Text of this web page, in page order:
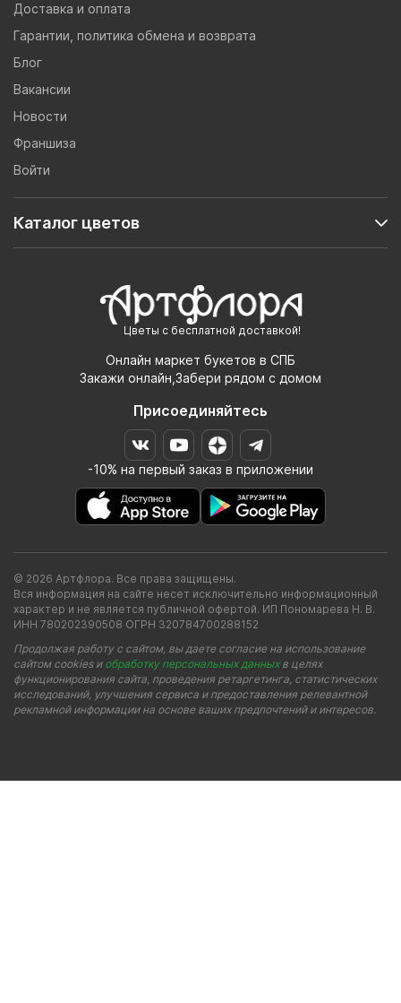
Цветы с бесплатной доставкой!
Онлайн маркет букетов в СПБ
Закажи онлайн,Забери рядом с домом
Присоединяйтесь
-10% на первый заказ в приложении
Доставка и оплата
Гарантии, политика обмена и возврата
Блог
Вакансии
Новости
Франшиза
Войти
Каталог цветов
© 2026 Артфлора. Все права защищены.
Вся информация на сайте несет исключительно информационный
характер и не является публичной офертой. ИП Пономарева Н. В.
ИНН 780202390508 ОГРН 320784700288152
Продолжая работу с сайтом, вы даете согласие на использование
сайтом cookies и обработку персональных данныхв целях
функционирования сайта, проведения ретаргетинга, статистических
исследований, улучшения сервиса и предоставления релевантной
рекламной информации на основе ваших предпочтений и интересов.